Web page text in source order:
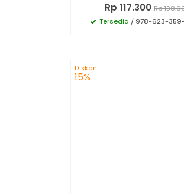
Rp 117.300 Rp
Tersedia / 978-623-
Diskon
15%